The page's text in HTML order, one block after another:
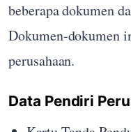
beberapa dokumen
Dokumen-dokumen
perusahaan.
Data Pendiri